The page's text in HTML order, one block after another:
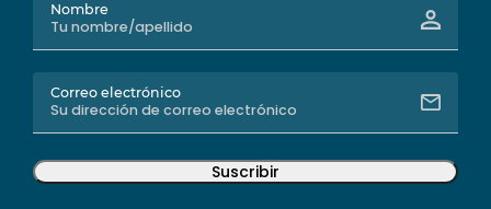
Nombre
Correo electrónico
Suscribir